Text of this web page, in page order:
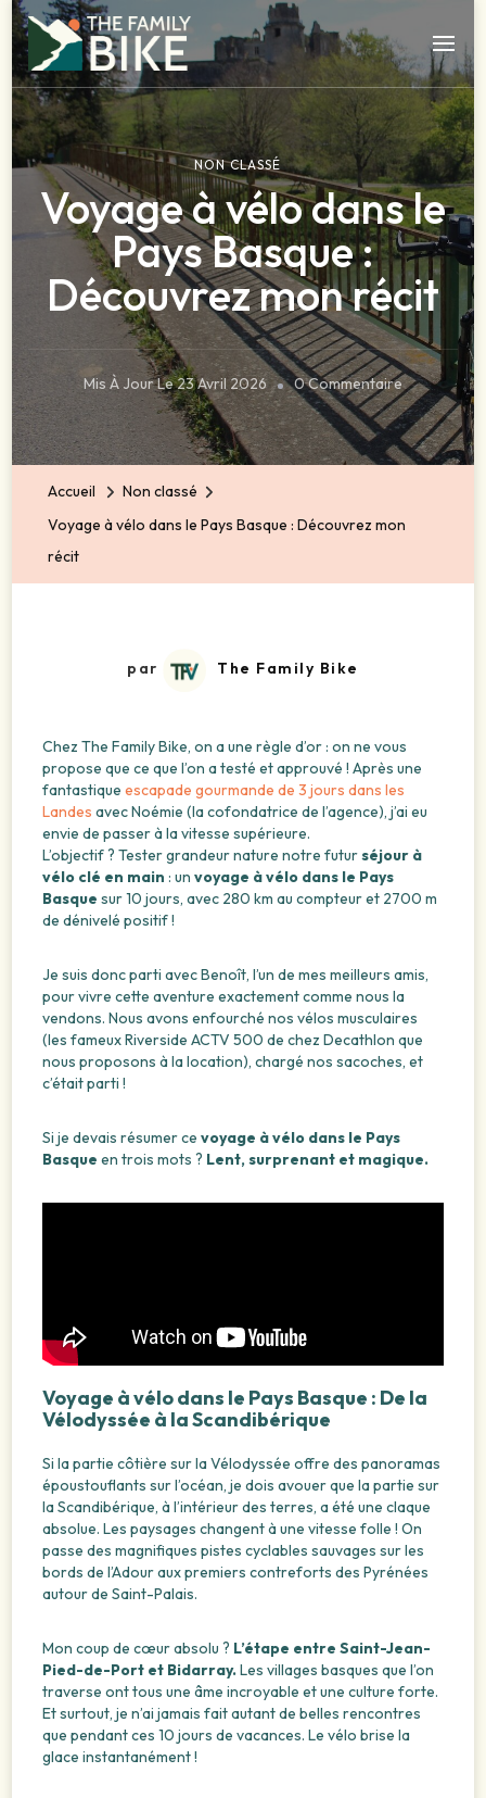
The Family Bike – Blog des voyageurs à vélo
Agence de séjour à vélo dans le sud ouest
NON CLASSÉ
Voyage à vélo dans le
Pays Basque :
Découvrez mon récit
Mis À Jour Le23 Avril 2026 0 Commentaire
Accueil
Non classé
Voyage à vélo dans le Pays Basque : Découvrez mon
récit
par The Family Bike
Chez The Family Bike, on a une règle d’or : on ne vous
propose que ce que l’on a testé et approuvé ! Après une
fantastique escapade gourmande de 3 jours dans les
Landes avec Noémie (la cofondatrice de l’agence), j’ai eu
envie de passer à la vitesse supérieure.
L’objectif ? Tester grandeur nature notre futurséjour à
vélo clé en main : un voyage à vélo dans le Pays
Basque sur 10 jours, avec 280 km au compteur et 2700 m
de dénivelé positif !
Je suis donc parti avec Benoît, l’un de mes meilleurs amis,
pour vivre cette aventure exactement comme nous la
vendons. Nous avons enfourché nos vélos musculaires
(les fameux Riverside ACTV 500 de chez Decathlon que
nous proposons à la location), chargé nos sacoches, et
c’était parti !
Si je devais résumer ce voyage à vélo dans le Pays
Basque en trois mots ? Lent, surprenant et magique.
Voyage à vélo dans le Pays Basque : De la
Vélodyssée à la Scandibérique
Si la partie côtière sur la Vélodyssée offre des panoramas
époustouflants sur l’océan, je dois avouer que la partie sur
la Scandibérique, à l’intérieur des terres, a été une claque
absolue. Les paysages changent à une vitesse folle ! On
passe des magnifiques pistes cyclables sauvages sur les
bords de l’Adour aux premiers contreforts des Pyrénées
autour de Saint-Palais.
Mon coup de cœur absolu ? L’étape entre Saint-Jean-
Pied-de-Port et Bidarray.Les villages basques que l’on
traverse ont tous une âme incroyable et une culture forte.
Et surtout, je n’ai jamais fait autant de belles rencontres
que pendant ces 10 jours de vacances. Le vélo brise la
glace instantanément !